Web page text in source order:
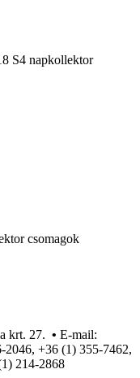
S4 napkollektor
csomagok
krt. 27. • E-mail:
2046, +36 (1) 355-7462,
214-2868